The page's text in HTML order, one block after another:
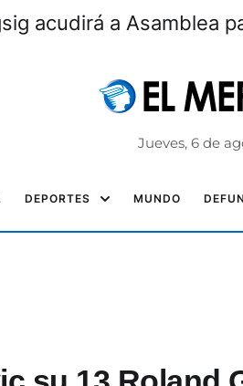
acudirá a Asamblea
Jueves, 6 de
DEPORTES MUNDO